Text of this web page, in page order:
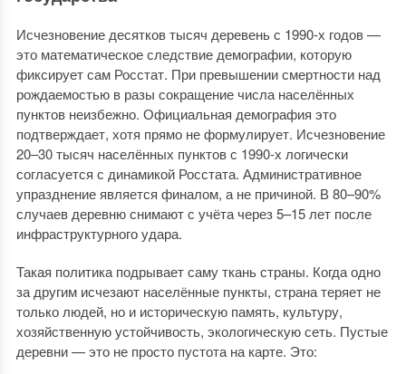
Исчезновение десятков тысяч деревень с 1990-х годов —
это математическое следствие демографии, которую
фиксирует сам Росстат. При превышении смертности над
рождаемостью в разы сокращение числа населённых
пунктов неизбежно. Официальная демография это
подтверждает, хотя прямо не формулирует. Исчезновение
20–30 тысяч населённых пунктов с 1990-х логически
согласуется с динамикой Росстата. Административное
упразднение является финалом, а не причиной. В 80–90%
случаев деревню снимают с учёта через 5–15 лет после
инфраструктурного удара.
Такая политика подрывает саму ткань страны. Когда одно
за другим исчезают населённые пункты, страна теряет не
только людей, но и историческую память, культуру,
хозяйственную устойчивость, экологическую сеть. Пустые
деревни — это не просто пустота на карте. Это: